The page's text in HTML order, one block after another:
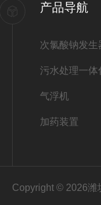
产品导航
次氯酸钠发生
污水处理一体
气浮机
加药装置
Copyright © 2026